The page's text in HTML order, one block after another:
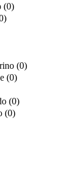
(0)
(0)
(0)
(0)
(0)